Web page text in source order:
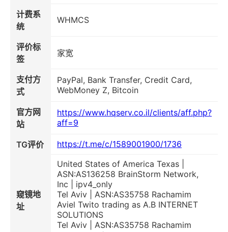
计费系
统
WHMCS
评价标
签
家宽
支付方
式
PayPal, Bank Transfer, Credit Card,
WebMoney Z, Bitcoin
官方网
站
https://www.hqserv.co.il/clients/aff.php?
aff=9
TG评价 https://t.me/c/1589001900/1736
窥镜地
址
United States of America Texas |
ASN:AS136258 BrainStorm Network,
Inc | ipv4_only
Tel Aviv | ASN:AS35758 Rachamim
Aviel Twito trading as A.B INTERNET
SOLUTIONS
Tel Aviv | ASN:AS35758 Rachamim